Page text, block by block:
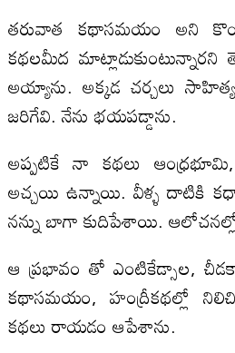
తరువాత కథాసమయం అని
కథలమీద
అయ్యాను. అక్కడ చర్చలు
జరిగేవి. నేను భయపడ్డాను.
అప్పటికే నా కథలు
అచ్చయి ఉన్నాయి. వీళ్ళ దాటికి కధా
నన్ను బాగా కుదిపేశాయి.
ఆ ప్రభావం తో ఎంటికేడ్సాల,
కథాసమయం, హంద్రీకథల్లో
కథలు రాయడం ఆపేశాను.